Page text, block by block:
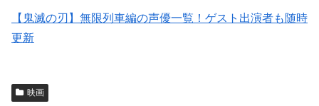
【鬼滅の刃】無限列車編の声優一覧！ゲスト出演者も随時
更新
映画